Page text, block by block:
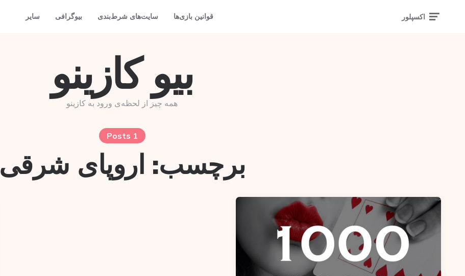
اکسپلور قوانین بازی‌ها سایت‌های شرط‌بندی بیوگرافی سایر
بیو کازینو
همه چیز از لحظه‌ی ورود به کازینو
1 Posts
برچسب: اروپای شرقی